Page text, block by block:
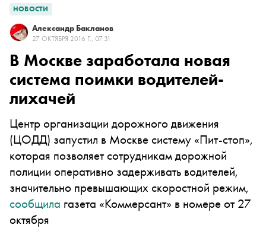
НОВОСТИ
Александр Бакланов
27 ОКТЯБРЯ 2016 Г., 07:31
В Москве заработала новая
система поимки водителей-
лихачей
Центр организации дорожного движения
(ЦОДД) запустил в Москве систему «Пит-стоп»,
которая позволяет сотрудникам дорожной
полиции оперативно задерживать водителей,
значительно превышающих скоростной режим,
сообщила газета «Коммерсант» в номере от 27
октября